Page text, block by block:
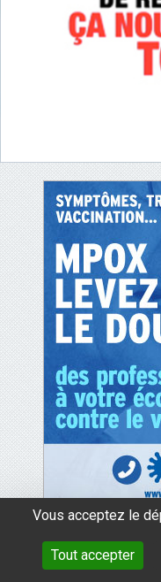
Vous acceptez le
Tout accepter